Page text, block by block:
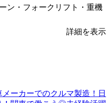
ン・フォークリフト・重機
詳細を表示